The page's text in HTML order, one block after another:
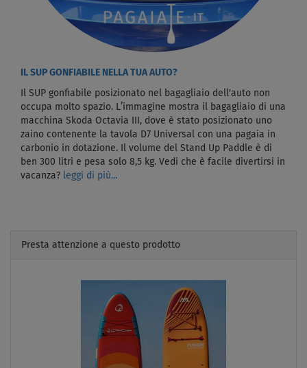
IL SUP GONFIABILE NELLA TUA AUTO?
Il SUP gonfiabile posizionato nel bagagliaio dell'auto non
occupa molto spazio. L’immagine mostra il bagagliaio di una
macchina Skoda Octavia III, dove è stato posizionato uno
zaino contenente la tavola D7 Universal con una pagaia in
carbonio in dotazione. Il volume del Stand Up Paddle è di
ben 300 litri e pesa solo 8,5 kg. Vedi che è facile divertirsi in
vacanza? leggi di più...
Presta attenzione a questo prodotto